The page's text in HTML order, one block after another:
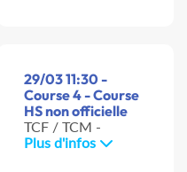
29/03 11:30 -
Course 4 - Course
HS non officielle
TCF / TCM -
Plus d'infos